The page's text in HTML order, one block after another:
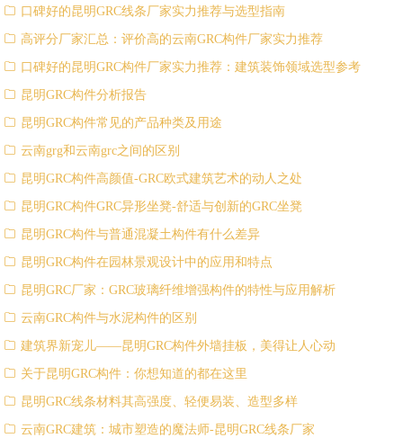
ꁥ 口碑好的昆明GRC线条厂家实力推荐与选型指南
ꁥ 高评分厂家汇总：评价高的云南GRC构件厂家实力推荐
ꁥ 口碑好的昆明GRC构件厂家实力推荐：建筑装饰领域选型参考
ꁥ 昆明GRC构件分析报告
ꁥ 昆明GRC构件常见的产品种类及用途
ꁥ 云南grg和云南grc之间的区别
ꁥ 昆明GRC构件高颜值-GRC欧式建筑艺术的动人之处
ꁥ 昆明GRC构件GRC异形坐凳-舒适与创新的GRC坐凳
ꁥ 昆明GRC构件与普通混凝土构件有什么差异
ꁥ 昆明GRC构件在园林景观设计中的应用和特点
ꁥ 昆明GRC厂家：GRC玻璃纤维增强构件的特性与应用解析
ꁥ 云南GRC构件与水泥构件的区别
ꁥ 建筑界新宠儿——昆明GRC构件外墙挂板，美得让人心动
ꁥ 关于昆明GRC构件：你想知道的都在这里
ꁥ 昆明GRC线条材料其高强度、轻便易装、造型多样
ꁥ 云南GRC建筑：城市塑造的魔法师-昆明GRC线条厂家